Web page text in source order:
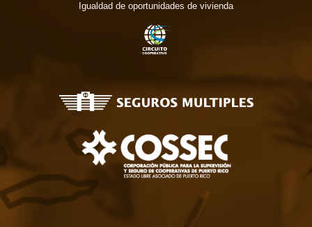
Igualdad de oportunidades de vivienda